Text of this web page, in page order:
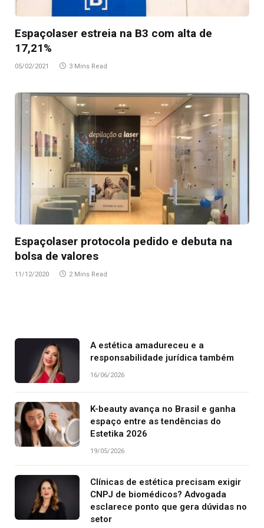
Espaçolaser estreia na B3 com alta de
17,21%
05/02/2021 3 Mins Read
Espaçolaser protocola pedido e debuta na
bolsa de valores
11/12/2020 2 Mins Read
A estética amadureceu e a
responsabilidade jurídica também
16/06/2026
K-beauty avança no Brasil e ganha
espaço entre as tendências do
Estetika 2026
19/05/2026
Clínicas de estética precisam exigir
CNPJ de biomédicos? Advogada
esclarece ponto que gera dúvidas no
setor